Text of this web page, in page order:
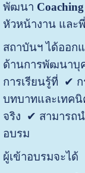
พัฒนา
หัวหน้างาน และ
สถาบันฯ ได้ออ
ด้านการพัฒนาบุ
การเรียนรู้ที่ ✔
บทบาทและเทค
จริง ✔ สามารถ
อบรม
ผู้เข้าอบรมจะได้